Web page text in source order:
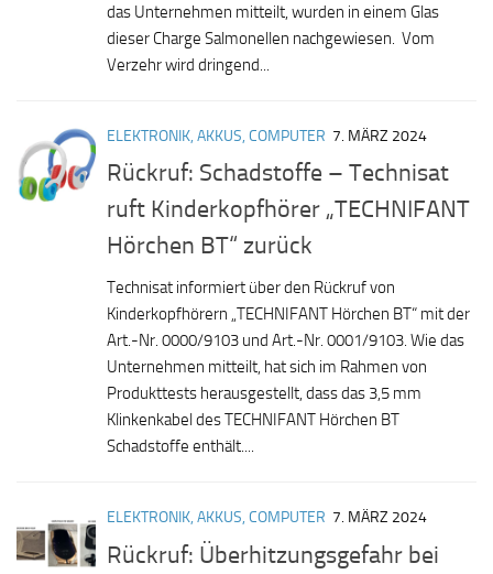
das Unternehmen mitteilt, wurden in einem Glas
dieser Charge Salmonellen nachgewiesen. Vom
Verzehr wird dringend...
ELEKTRONIK, AKKUS, COMPUTER 7. MÄRZ 2024
Rückruf: Schadstoffe – Technisat
ruft Kinderkopfhörer „TECHNIFANT
Hörchen BT“ zurück
Technisat informiert über den Rückruf von
Kinderkopfhörern „TECHNIFANT Hörchen BT“ mit der
Art.-Nr. 0000/9103 und Art.-Nr. 0001/9103. Wie das
Unternehmen mitteilt, hat sich im Rahmen von
Produkttests herausgestellt, dass das 3,5 mm
Klinkenkabel des TECHNIFANT Hörchen BT
Schadstoffe enthält....
ELEKTRONIK, AKKUS, COMPUTER 7. MÄRZ 2024
Rückruf: Überhitzungsgefahr bei